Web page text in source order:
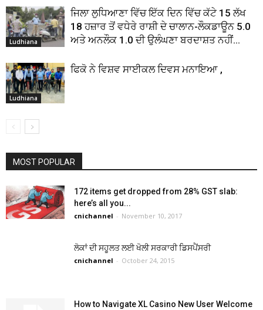
Ludhiana
ਜਿਲਾ ਲੁਧਿਆਣਾ ਵਿੱਚ ਇੱਕ ਦਿਨ ਵਿੱਚ ਕੱਟੇ 15 ਲੱਖ
18 ਹਜ਼ਾਰ ਤੋਂ ਵਧੇਰੇ ਰਾਸ਼ੀ ਦੇ ਚਾਲਾਨ-ਲੌਕਡਾਊਨ 5.0
ਅਤੇ ਅਨਲੌਕ 1.0 ਦੀ ਉਲੰਘਣਾ ਬਰਦਾਸ਼ਤ ਨਹੀਂ...
Ludhiana
ਫਿਕੋ ਨੇ ਵਿਸ਼ਵ ਸਾਈਕਲ ਦਿਵਸ ਮਨਾਇਆ ,
MOST POPULAR
172 items get dropped from 28% GST slab:
here’s all you...
cnichannel - November 10, 2017
ਲੋਕਾਂ ਦੀ ਸਹੂਲਤ ਲਈ ਖੋਲੀ ਸਰਕਾਰੀ ਡਿਸਪੈਂਸਰੀ
cnichannel - October 24, 2015
How to Navigate XL Casino New User Welcome